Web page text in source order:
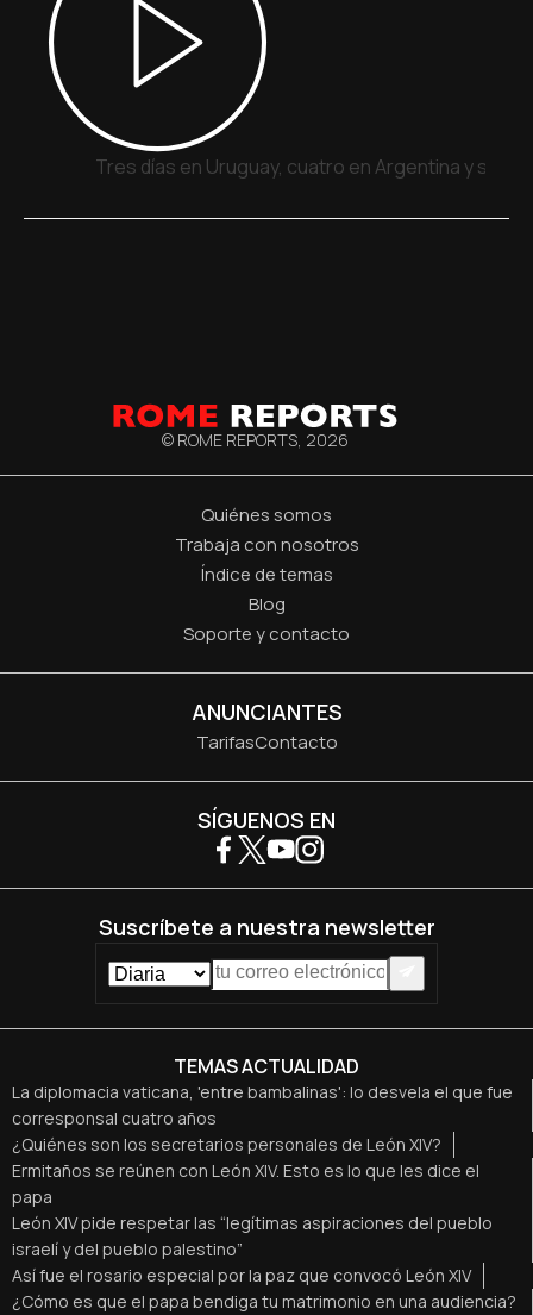
Tres días en Uruguay, cuatro en Argentina y
© ROME REPORTS, 2026
Quiénes somos
Trabaja con nosotros
Índice de temas
Blog
Soporte y contacto
ANUNCIANTES
TarifasContacto
TEMAS ACTUALIDAD
La diplomacia vaticana, 'entre bambalinas': lo desvela el que fue
corresponsal cuatro años
¿Quiénes son los secretarios personales de León XIV?
Ermitaños se reúnen con León XIV. Esto es lo que les dice el
papa
León XIV pide respetar las “legítimas aspiraciones del pueblo
israelí y del pueblo palestino”
Así fue el rosario especial por la paz que convocó León XIV
¿Cómo es que el papa bendiga tu matrimonio en una audiencia?
SÍGUENOS EN
Suscríbete a nuestra newsletter